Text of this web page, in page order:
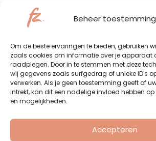
Beheer toestemming
Om de beste ervaringen te bieden, gebruiken
zoals cookies om informatie over je apparaat
raadplegen. Door in te stemmen met deze
wij gegevens zoals surfgedrag of unieke ID's
verwerken. Als je geen toestemming geeft of
intrekt, kan dit een nadelige invloed hebben
en mogelijkheden.
Accepteren